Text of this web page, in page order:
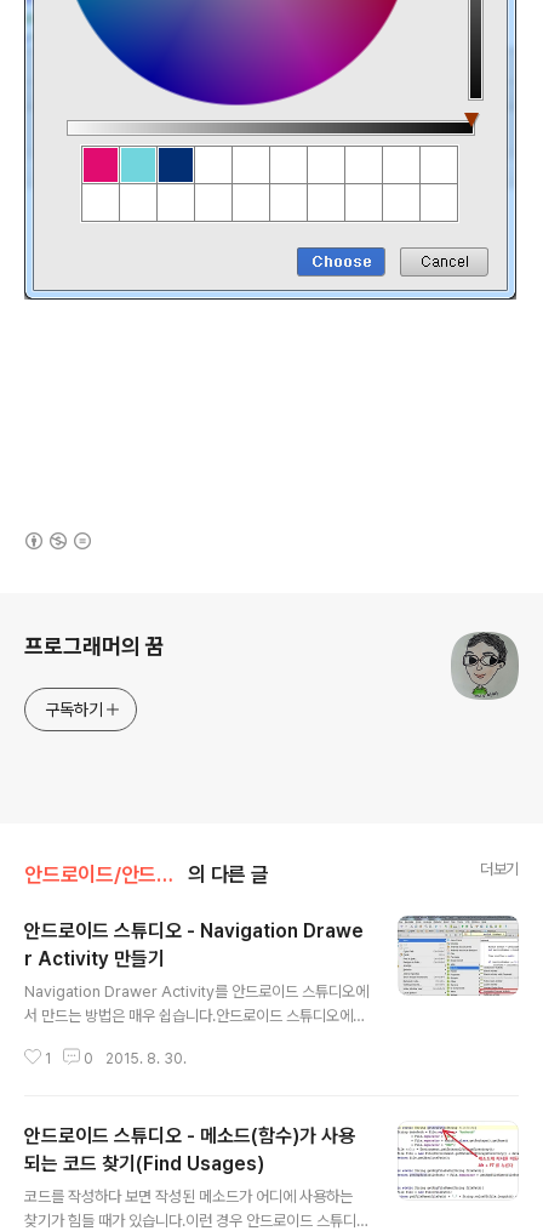
프로그래머의 꿈
구독하기
안드로이드/안드로이드 스튜디오 의 다른 글 더보기
안드로이드 스튜디오 - Navigation Drawe
r Activity 만들기
Navigation Drawer Activity를 안드로이드 스튜디오에
서 만드는 방법은 매우 쉽습니다.안드로이드 스튜디오에서
프로젝트의 app에서 마우스 오른쪽을 클릭하여 New >
본 정보를 입력하고, Finish를 클릭합니다. 3.안드로이드
스튜디오에서 안드로이드앱을 실행하면 아래의 그림과 같
이 Navigation Drawer Activity가 구동됩니다. 이제 개
발자가 원하는 Activity를 구현하면 됩니다.
1 0 2015. 8. 30.
안드로이드 스튜디오 - 메소드(함수)가 사용
되는 코드 찾기(Find Usages)
코드를 작성하다 보면 작성된 메소드가 어디에 사용하는
찾기가 힘들 때가 있습니다.이런 경우 안드로이드 스튜디